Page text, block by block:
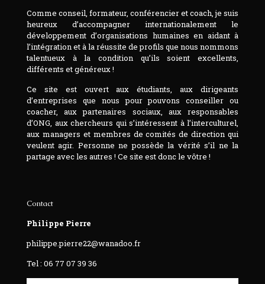
Comme conseil, formateur, conférencier et coach, je suis
heureux d’accompagner internationalement le
développement d’organisations humaines en aidant à
l’intégration et à la réussite de profils que nous nommons
talentueux à la condition qu’ils soient excellents,
différents et généreux !
Ce site est ouvert aux étudiants, aux dirigeants
d’entreprises que nous pour pouvons conseiller ou
coacher, aux partenaires sociaux, aux responsables
d’ONG, aux chercheurs qui s’intéressent à l’interculturel,
aux managers et membres de comités de direction qui
veulent agir. Personne ne possède la vérité s’il ne la
partage avec les autres ! Ce site est donc le vôtre !
Contact
Philippe Pierre
philippe.pierre22@wanadoo.fr
Tel : 06 77 07 39 36‬